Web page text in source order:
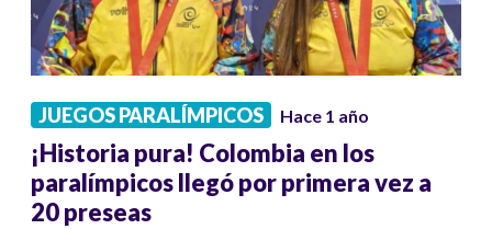
JUEGOS PARALÍMPICOS Hace 1 año
¡Historia pura! Colombia en los
paralímpicos llegó por primera vez a
20 preseas